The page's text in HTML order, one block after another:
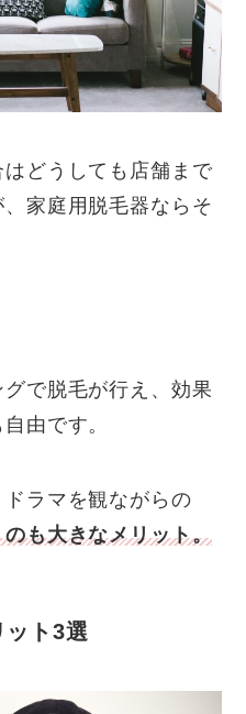
どうしても店舗まで
家庭用脱毛器ならそ
で脱毛が行え、効果
由です。
ラマを観ながらの
も大きなメリット。
ット3選